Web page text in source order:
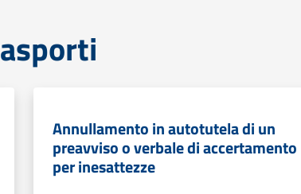
Annullamento in autotutela di un
preavviso o verbale di accertamento
per inesattezze